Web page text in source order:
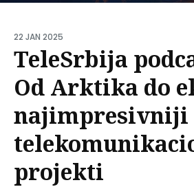
22 JAN 2025
TeleSrbija
Od Arktika do
najimpresivniji
projekti